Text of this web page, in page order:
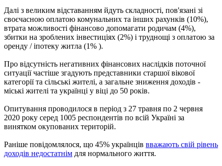
Далі з великим відставанням йдуть складності, пов'язані зі
своєчасною оплатою комунальних та інших рахунків (10%),
втрата можливості фінансово допомагати родичам (4%),
збитки на зроблених інвестиціях (2%) і труднощі з оплатою за
оренду / іпотеку житла (1% ).
Про відсутність негативних фінансових наслідків поточної
ситуації частіше згадують представники старшої вікової
категорії та сільські жителі, а загальне зниження доходів -
міські жителі та українці у віці до 50 років.
Опитування проводилося в період з 27 травня по 2 червня
2020 року серед 1005 респондентів по всій Україні за
винятком окупованих територій.
Раніше повідомлялося, що 45% українців вважають свій рівень
доходів недостатнім для нормального життя.